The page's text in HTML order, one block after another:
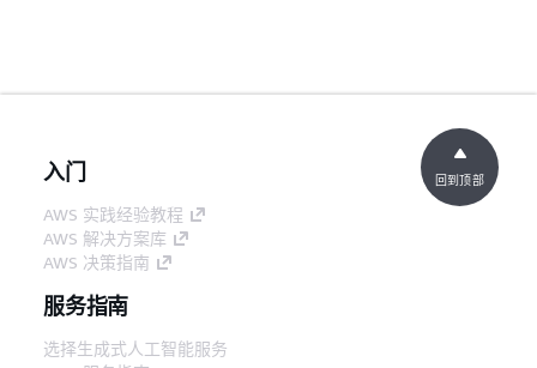
入门
AWS 实践经验教程
AWS 解决方案库
AWS 决策指南
服务指南
选择生成式人工智能服务
回到顶部